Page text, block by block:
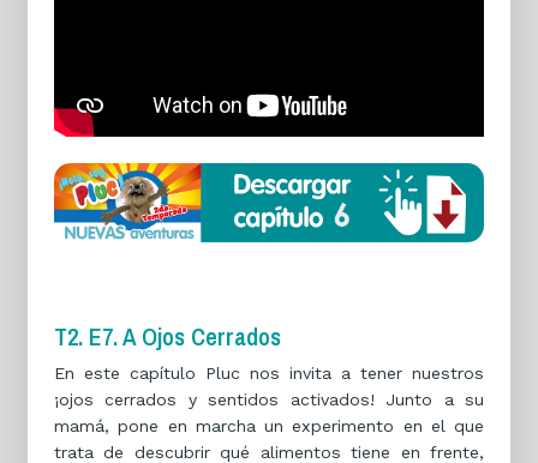
T2. E7. A Ojos Cerrados
En este capítulo Pluc nos invita a tener nuestros
¡ojos cerrados y sentidos activados! Junto a su
mamá, pone en marcha un experimento en el que
trata de descubrir qué alimentos tiene en frente,